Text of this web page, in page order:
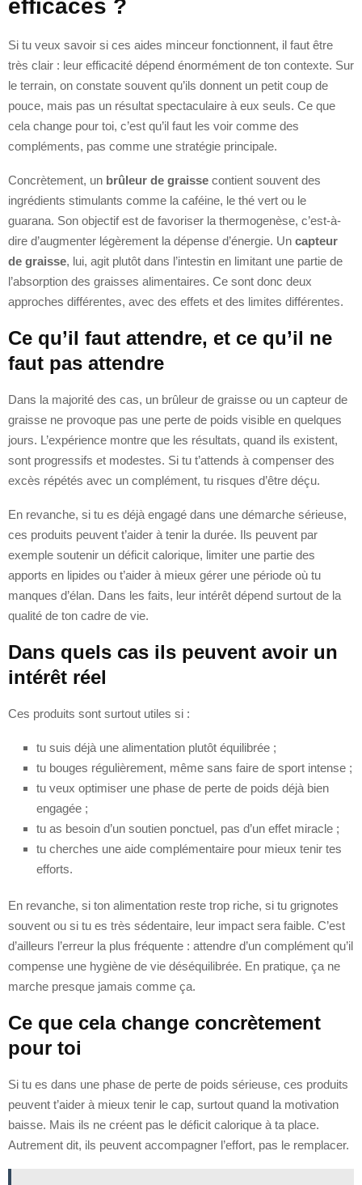
efficaces ?
Si tu veux savoir si ces aides minceur fonctionnent, il faut être
très clair : leur efficacité dépend énormément de ton contexte. Sur
le terrain, on constate souvent qu’ils donnent un petit coup de
pouce, mais pas un résultat spectaculaire à eux seuls. Ce que
cela change pour toi, c’est qu’il faut les voir comme des
compléments, pas comme une stratégie principale.
Concrètement, un brûleur de graisse contient souvent des
ingrédients stimulants comme la caféine, le thé vert ou le
guarana. Son objectif est de favoriser la thermogenèse, c’est-à-
dire d’augmenter légèrement la dépense d’énergie. Un capteur
de graisse, lui, agit plutôt dans l’intestin en limitant une partie de
l’absorption des graisses alimentaires. Ce sont donc deux
approches différentes, avec des effets et des limites différentes.
Ce qu’il faut attendre, et ce qu’il ne
faut pas attendre
Dans la majorité des cas, un brûleur de graisse ou un capteur de
graisse ne provoque pas une perte de poids visible en quelques
jours. L’expérience montre que les résultats, quand ils existent,
sont progressifs et modestes. Si tu t’attends à compenser des
excès répétés avec un complément, tu risques d’être déçu.
En revanche, si tu es déjà engagé dans une démarche sérieuse,
ces produits peuvent t’aider à tenir la durée. Ils peuvent par
exemple soutenir un déficit calorique, limiter une partie des
apports en lipides ou t’aider à mieux gérer une période où tu
manques d’élan. Dans les faits, leur intérêt dépend surtout de la
qualité de ton cadre de vie.
Dans quels cas ils peuvent avoir un
intérêt réel
Ces produits sont surtout utiles si :
tu suis déjà une alimentation plutôt équilibrée ;
tu bouges régulièrement, même sans faire de sport intense ;
tu veux optimiser une phase de perte de poids déjà bien
engagée ;
tu as besoin d’un soutien ponctuel, pas d’un effet miracle ;
tu cherches une aide complémentaire pour mieux tenir tes
efforts.
En revanche, si ton alimentation reste trop riche, si tu grignotes
souvent ou si tu es très sédentaire, leur impact sera faible. C’est
d’ailleurs l’erreur la plus fréquente : attendre d’un complément qu’il
compense une hygiène de vie déséquilibrée. En pratique, ça ne
marche presque jamais comme ça.
Ce que cela change concrètement
pour toi
Si tu es dans une phase de perte de poids sérieuse, ces produits
peuvent t’aider à mieux tenir le cap, surtout quand la motivation
baisse. Mais ils ne créent pas le déficit calorique à ta place.
Autrement dit, ils peuvent accompagner l’effort, pas le remplacer.